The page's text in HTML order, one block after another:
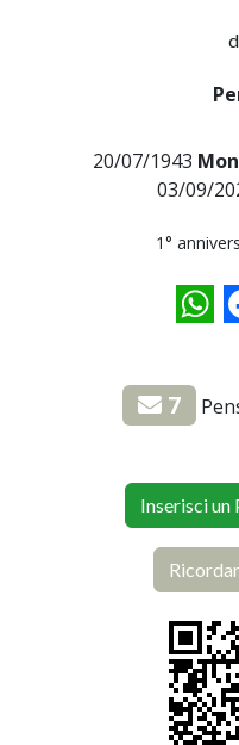
20/07/1943
03/09/
1°
7
Inserisci un